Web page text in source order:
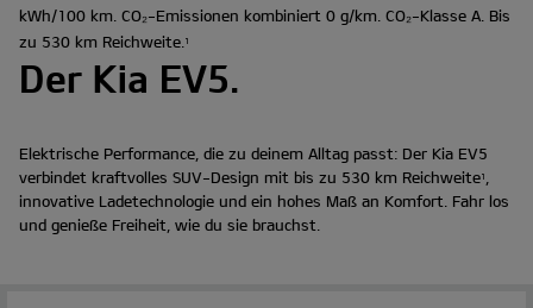
kWh/100 km. CO₂-Emissionen kombiniert 0 g/km. CO₂-Klasse A. Bis
zu 530 km Reichweite. 1
Der Kia EV5.
Elektrische Performance, die zu deinem Alltag passt: Der Kia EV5
verbindet kraftvolles SUV-Design mit bis zu 530 km Reichweite1
innovative Ladetechnologie und ein hohes Maß an Komfort. Fahr los
und genieße Freiheit, wie du sie brauchst.